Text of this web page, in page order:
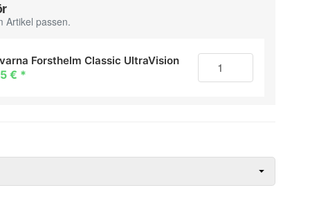
Artikel passen.
Forsthelm Classic UltraVision
€ *